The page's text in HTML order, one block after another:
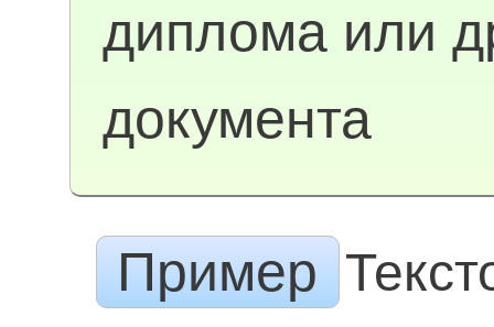
диплома или
документа
Пример